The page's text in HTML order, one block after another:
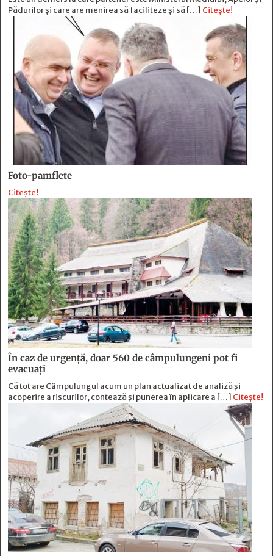
Pădurilor și care are menirea să faciliteze și să […] Citește!
Foto-pamflete
Citește!
În caz de urgență, doar 560 de câmpulungeni pot fi
evacuați
Că tot are Câmpulungul acum un plan actualizat de analiză și
acoperire a riscurilor, contează și punerea în aplicare a […] Citește!